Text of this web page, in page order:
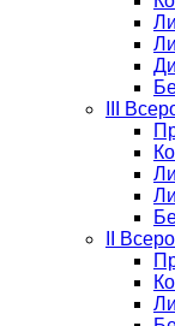
III
II